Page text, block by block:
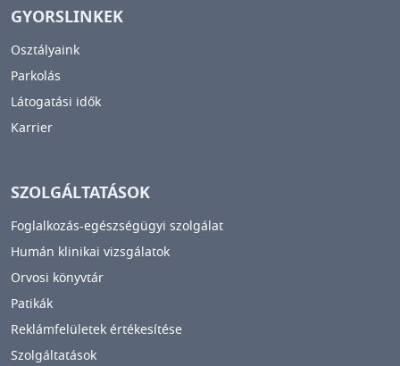
GYORSLINKEK
Osztályaink
Parkolás
Látogatási idők
Karrier
SZOLGÁLTATÁSOK
Foglalkozás-egészségügyi szolgálat
Humán klinikai vizsgálatok
Orvosi könyvtár
Patikák
Reklámfelületek értékesítése
Szolgáltatások